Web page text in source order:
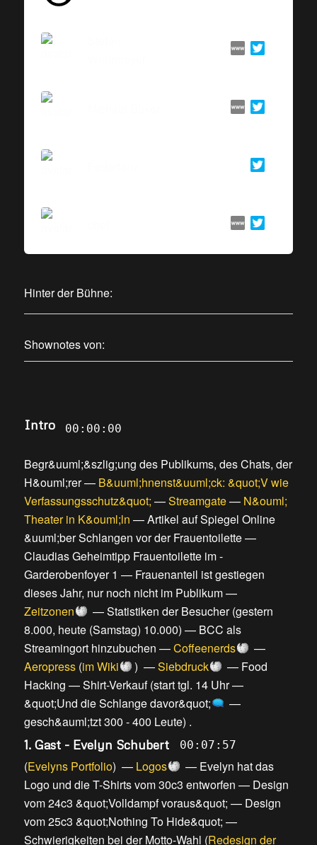
Hinter der Bühne:
Shownotes von:
Intro 00:00:00
Begr&uuml;&szlig;ung des Publikums, des Chats, der
H&ouml;rer— B&uuml;hnenst&uuml;ck: &quot;V wie
Verfassungsschutz&quot; —Streamgate— N&ouml;
Theater in K&ouml;ln —Artikel auf Spiegel Online
&uuml;ber Schlangen vor der Frauentoilette—
Claudias Geheimtipp Frauentoilette im -
Garderobenfoyer 1 — Frauenanteil ist gestiegen
dieses Jahr, nur noch nicht im Publikum—
Zeitzonen
—Statistiken der Besucher (gestern
8.000, heute (Samstag) 10.000) — BCC als
Streamingort hinzubuchen —Coffeenerds
—
Aeropress(im Wiki ) —Siebdruck — Food
Hacking —Shirt-Verkauf(start tgl. 14 Uhr—
&quot;Und die Schlange davor&quot;
—
gesch&auml;tzt 300 - 400 Leute) .
1. Gast - Evelyn Schubert 00:07:57
(Evelyns Portfolio) — Logos — Evelyn hat das
Logo und die T-Shirts vom 30c3 entworfen — Design
vom 24c3 &quot;Volldampf voraus&quot; — Design
vom 25c3 &quot;Nothing To Hide&quot; —
Schwierigkeiten bei der Motto-Wahl (Redesign der